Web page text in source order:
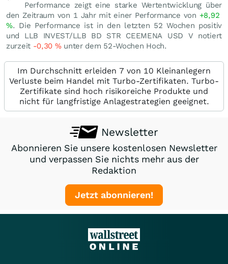
Performance zeigt eine starke Wertentwicklung über
den Zeitraum von 1 Jahr mit einer Performance von +8,92
%. Die Performance ist in den letzten 52 Wochen positiv
und LLB INVEST/LLB BD STR CEEMENA USD V notiert
zurzeit -0,30 %unter dem 52-Wochen Hoch.
Im Durchschnitt erleiden 7 von 10 Kleinanlegern
Verluste beim Handel mit Turbo-Zertifikaten. Turbo-
Zertifikate sind hoch risikoreiche Produkte und
nicht für langfristige Anlagestrategien geeignet.
Newsletter
Abonnieren Sie unsere kostenlosen Newsletter
und verpassen Sie nichts mehr aus der
Redaktion
Jetzt abonnieren!